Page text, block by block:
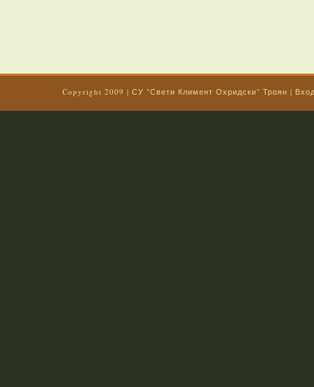
Copyright 2009 | СУ "Свети Климент Охридски" Троян |